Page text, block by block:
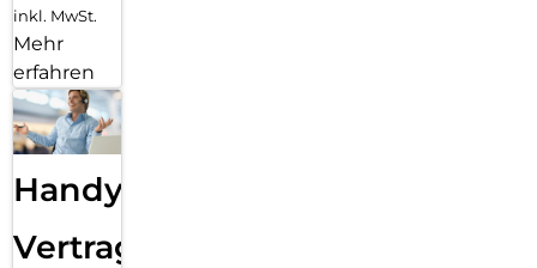
inkl. MwSt.
Mehr
erfahren
Handy
Vertragsabwicklung